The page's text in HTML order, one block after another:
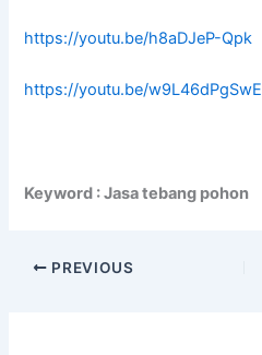
https://youtu.be/h8aDJeP-Qpk
https://youtu.be/w9L46dPgSwE
Keyword : Jasa tebang pohon
PREVIOUS